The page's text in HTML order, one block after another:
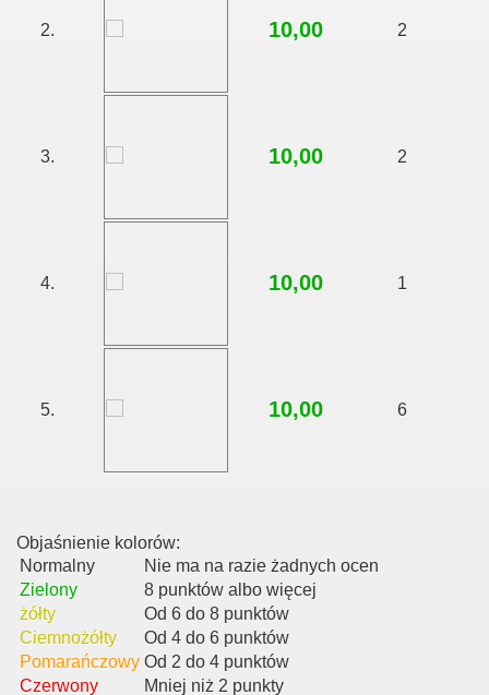
2. 10,00 2
3. 10,00 2
4. 10,00 1
5. 10,00 6
Objaśnienie kolorów:
Normalny
Nie ma na razie żadnych ocen
Zielony
8 punktów albo więcej
żółty
Od 6 do 8 punktów
Ciemnożółty
Od 4 do 6 punktów
Pomarańczowy Od 2 do 4 punktów
Czerwony
Mniej niż 2 punkty